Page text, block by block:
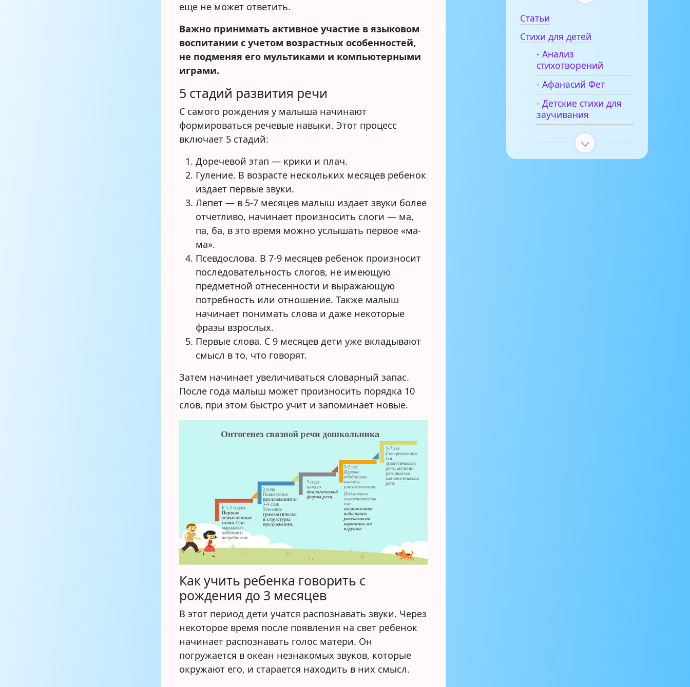
еще не может ответить.
Важно принимать активное участие в языковом
воспитании с учетом возрастных особенностей,
не подменяя его мультиками и компьютерными
играми.
5 стадий развития речи
С самого рождения у малыша начинают
формироваться речевые навыки. Этот процесс
включает 5 стадий:
Доречевой этап — крики и плач.
Гуление. В возрасте нескольких месяцев ребенок
издает первые звуки.
Лепет — в 5-7 месяцев малыш издает звуки более
отчетливо, начинает произносить слоги — ма,
па, ба, в это время можно услышать первое «ма-
ма».
Псевдослова. В 7-9 месяцев ребенок произносит
последовательность слогов, не имеющую
предметной отнесенности и выражающую
потребность или отношение. Также малыш
начинает понимать слова и даже некоторые
фразы взрослых.
Первые слова. С 9 месяцев дети уже вкладывают
смысл в то, что говорят.
Затем начинает увеличиваться словарный запас.
После года малыш может произносить порядка 10
слов, при этом быстро учит и запоминает новые.
Как учить ребенка говорить с
рождения до 3 месяцев
В этот период дети учатся распознавать звуки. Через
некоторое время после появления на свет ребенок
начинает распознавать голос матери. Он
погружается в океан незнакомых звуков, которые
окружают его, и старается находить в них смысл.
Статьи
Стихи для детей
- Анализ
стихотворений
- Афанасий Фет
- Детские стихи для
заучивания